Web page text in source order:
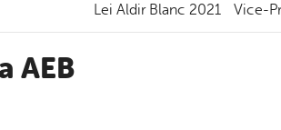
Lei Aldir Blanc 2021 Vice-
AEB